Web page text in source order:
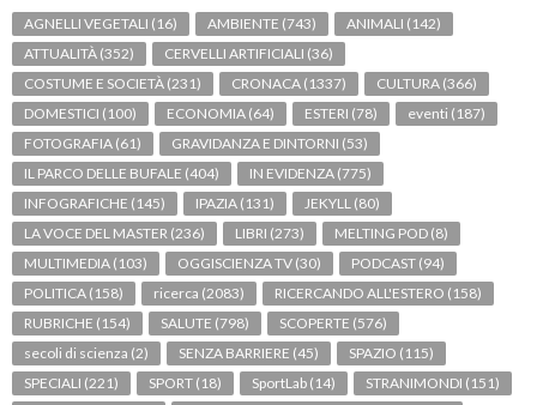
AGNELLI VEGETALI (16) AMBIENTE (743) ANIMALI (142)
ATTUALITÀ (352) CERVELLI ARTIFICIALI (36)
COSTUME E SOCIETÀ (231) CRONACA (1337) CULTURA (366)
DOMESTICI (100) ECONOMIA (64) ESTERI (78) eventi (187)
FOTOGRAFIA (61) GRAVIDANZA E DINTORNI (53)
IL PARCO DELLE BUFALE (404) IN EVIDENZA (775)
INFOGRAFICHE (145) IPAZIA (131) JEKYLL (80)
LA VOCE DEL MASTER (236) LIBRI (273) MELTING POD (8)
MULTIMEDIA (103) OGGISCIENZA TV (30) PODCAST (94)
POLITICA (158) ricerca (2083) RICERCANDO ALL'ESTERO (158)
RUBRICHE (154) SALUTE (798) SCOPERTE (576)
secoli di scienza (2) SENZA BARRIERE (45) SPAZIO (115)
SPECIALI (221) SPORT (18) SportLab (14) STRANIMONDI (151)